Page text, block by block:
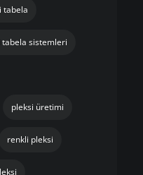
tabela
tabela sistemleri
pleksi üretimi
renkli pleksi